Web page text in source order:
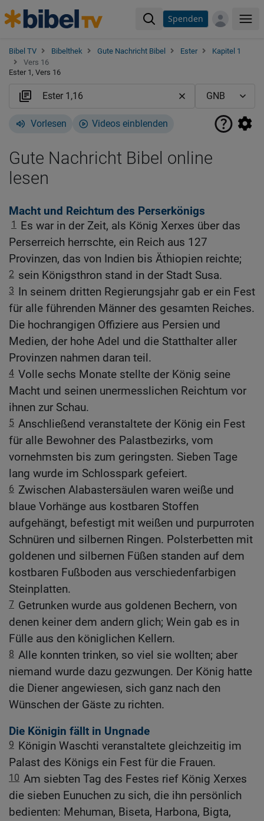
Spenden
Bibel TV Bibelthek Gute Nachricht Bibel Ester
Kapitel 1
Vers 16
Ester 1, Vers 16
Vorlesen Videos einblenden
Gute Nachricht Bibel online
lesen
Macht und Reichtum des Perserkönigs
1
Es war in der Zeit, als König Xerxes über das
Perserreich herrschte, ein Reich aus 127
Provinzen, das von Indien bis Äthiopien reichte;
2 sein Königsthron stand in der Stadt Susa.
3 In seinem dritten Regierungsjahr gab er ein Fest
für alle führenden Männer des gesamten Reiches.
Die hochrangigen Offiziere aus Persien und
Medien, der hohe Adel und die Statthalter aller
Provinzen nahmen daran teil.
4 Volle sechs Monate stellte der König seine
Macht und seinen unermesslichen Reichtum vor
ihnen zur Schau.
5 Anschließend veranstaltete der König ein Fest
für alle Bewohner des Palastbezirks, vom
vornehmsten bis zum geringsten. Sieben Tage
lang wurde im Schlosspark gefeiert.
6 Zwischen Alabastersäulen waren weiße und
blaue Vorhänge aus kostbaren Stoffen
aufgehängt, befestigt mit weißen und purpurroten
Schnüren und silbernen Ringen. Polsterbetten mit
goldenen und silbernen Füßen standen auf dem
kostbaren Fußboden aus verschiedenfarbigen
Steinplatten.
7 Getrunken wurde aus goldenen Bechern, von
denen keiner dem andern glich; Wein gab es in
Fülle aus den königlichen Kellern.
8 Alle konnten trinken, so viel sie wollten; aber
niemand wurde dazu gezwungen. Der König hatte
die Diener angewiesen, sich ganz nach den
Wünschen der Gäste zu richten.
Die Königin fällt in Ungnade
9 Königin Waschti veranstaltete gleichzeitig im
Palast des Königs ein Fest für die Frauen.
10 Am siebten Tag des Festes rief König Xerxes
die sieben Eunuchen zu sich, die ihn persönlich
bedienten: Mehuman, Biseta, Harbona, Bigta,